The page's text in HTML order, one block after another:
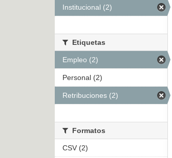
Institucional (2)
Etiquetas
Empleo (2)
Personal (2)
Retribuciones (2)
Formatos
CSV (2)